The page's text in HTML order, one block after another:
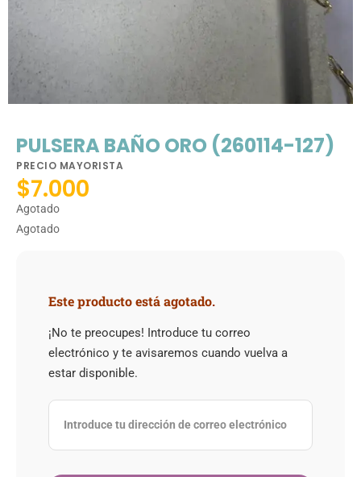
PULSERA BAÑO ORO (260114-127)
PRECIO MAYORISTA
$7.000
Agotado
Agotado
Este producto está agotado.
¡No te preocupes! Introduce tu correo
electrónico y te avisaremos cuando vuelva a
estar disponible.